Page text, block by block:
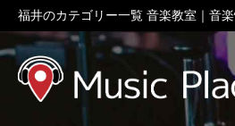
福井のカテゴリー一覧 音楽教室｜音